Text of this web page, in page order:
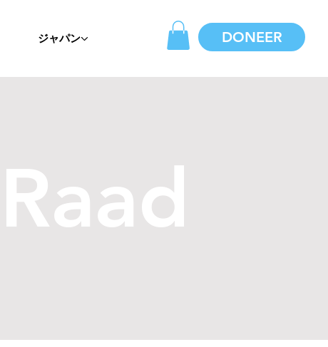
ジャパン DONEER